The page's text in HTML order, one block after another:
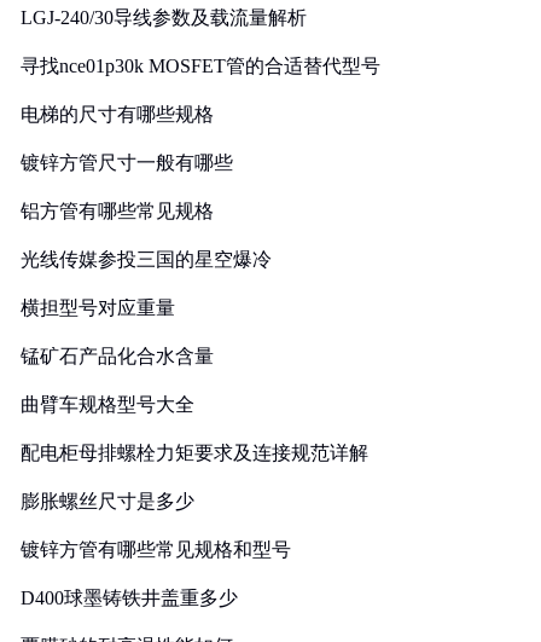
LGJ-240/30导线参数及载流量解析
寻找nce01p30k MOSFET管的合适替代型号
电梯的尺寸有哪些规格
镀锌方管尺寸一般有哪些
铝方管有哪些常见规格
光线传媒参投三国的星空爆冷
横担型号对应重量
锰矿石产品化合水含量
曲臂车规格型号大全
配电柜母排螺栓力矩要求及连接规范详解
膨胀螺丝尺寸是多少
镀锌方管有哪些常见规格和型号
D400球墨铸铁井盖重多少